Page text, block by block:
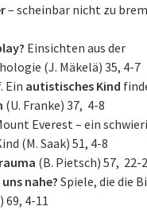
– scheinbar nicht zu
Einsichten aus der
(J. Mäkelä) 35, 4-7
Ein autistisches Kind
(U. Franke) 37, 4-8
Everest – ein
(M. Saak) 51, 4-8
(B. Pietsch) 57, 22-
nahe? Spiele, die die
69, 4-11